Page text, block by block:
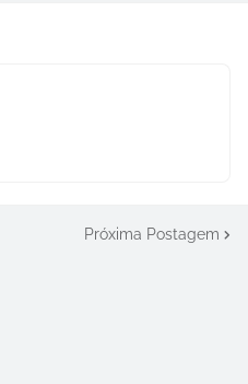
Próxima Postagem